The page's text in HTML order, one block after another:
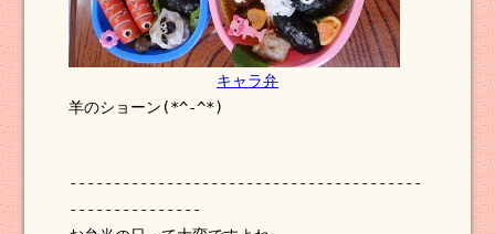
キャラ弁
羊のショーン(*^-^*)
----------------------------------------
---------------